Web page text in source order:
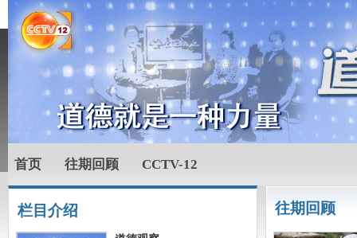
首页 往期回顾 CCTV-12
栏目介绍 往期回顾